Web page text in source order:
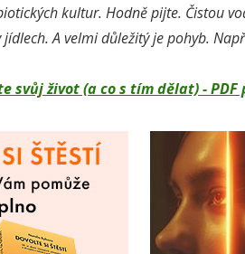
kultur. Hodně pijte. Čistou
A velmi důležitý je pohyb.
svůj život (a co s tím dělat) - PDF